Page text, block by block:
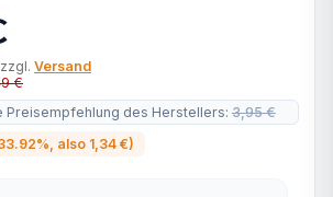
Versand
€
Preisempfehlung des Herstellers: 3,95 €
, also 1,34 €)